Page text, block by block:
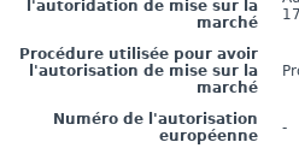
l'autoridation de mise sur la
marché
Procédure utilisée pour avoir
l'autorisation de mise sur la
marché
Numéro de l'autorisation
européenne
-